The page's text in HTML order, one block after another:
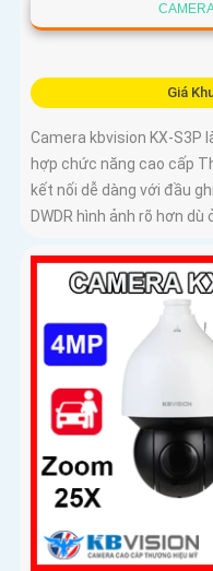
Giá
Camera kbvision KX-S3P
hợp chức năng cao cấp
kết nối dễ dàng với đầu
DWDR hình ảnh rõ hơn dù